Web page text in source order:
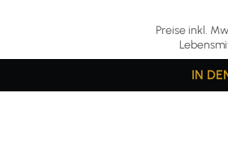
Preise inkl.
IN